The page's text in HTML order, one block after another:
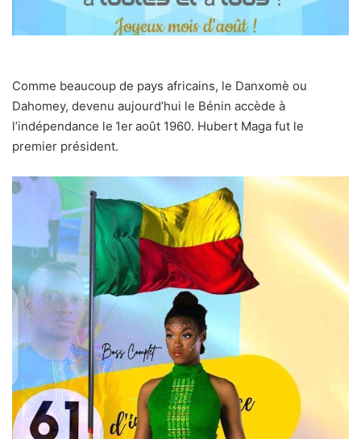
Comme beaucoup de pays africains, le Danxomè ou
Dahomey, devenu aujourd’hui le Bénin accède à
l’indépendance le 1er août 1960. Hubert Maga fut le
premier président.